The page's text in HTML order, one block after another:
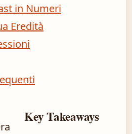
in Numeri
Eredità
Key Takeaways